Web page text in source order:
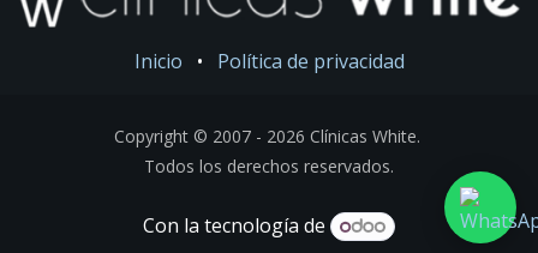
Inicio • Política de privacidad
Copyright © 2007 - 2026 Clínicas White.
Todos los derechos reservados.
Con la tecnología de